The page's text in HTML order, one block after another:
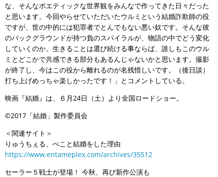
な、そんなポエティックな世界観をみんなで作ってきた日々だった
と思います。今回やらせていただいたウルミという結婚詐欺師の役
ですが、世の中的には犯罪者でとんでもない悪い奴です。そんな彼
のバックグラウンドが持つ負のスパイラルが、物語の中でどう変化
していくのか。生きることは選び続ける事ならば、誰しもこのウル
ミとどこかで共感できる部分もあるんじゃないかと思います。撮影
が終了し、今はこの役から離れるのが名残惜しいです。（後日談）
打ち上げめっちゃ楽しかったです！」とコメントしている。
映画『結婚』は、６月24日（土）より全国ロードショー。
©2017「結婚」製作委員会
＜関連サイト＞
りゅうちぇる、ぺこと結婚をした理由
https://www.entameplex.com/archives/35512
セーラー５戦士が登場！ 今秋、再び新作公演も